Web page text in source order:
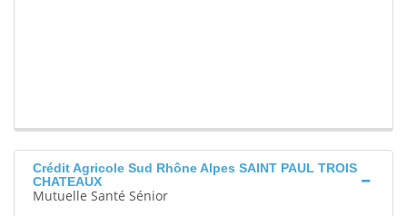
Crédit Agricole Sud Rhône Alpes SAINT PAUL TROIS
CHATEAUX
Mutuelle Santé Sénior